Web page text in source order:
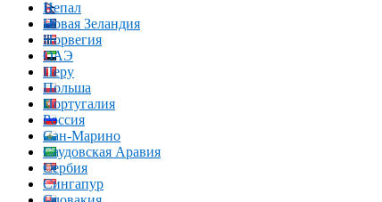
Непал
Новая Зеландия
Норвегия
ОАЭ
Перу
Польша
Португалия
Россия
Сан-Марино
Саудовская Аравия
Сербия
Сингапур